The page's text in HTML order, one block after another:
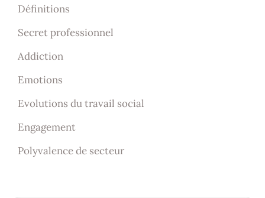
Définitions
Secret professionnel
Addiction
Emotions
Evolutions du travail social
Engagement
Polyvalence de secteur